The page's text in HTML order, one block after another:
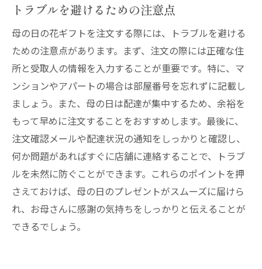
トラブルを避けるための注意点
母の日の花ギフトを注文する際には、トラブルを避ける
ための注意点があります。まず、注文の際には正確な住
所と受取人の情報を入力することが重要です。特に、マ
ンションやアパートの場合は部屋番号を忘れずに記載し
ましょう。また、母の日は配達が集中するため、余裕を
もって早めに注文することをおすすめします。最後に、
注文確認メールや配達状況の通知をしっかりと確認し、
何か問題があればすぐに店舗に連絡することで、トラブ
ルを未然に防ぐことができます。これらのポイントを押
さえておけば、母の日のプレゼントがスムーズに届けら
れ、お母さんに感謝の気持ちをしっかりと伝えることが
できるでしょう。